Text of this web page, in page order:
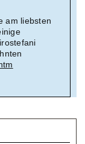
am liebsten